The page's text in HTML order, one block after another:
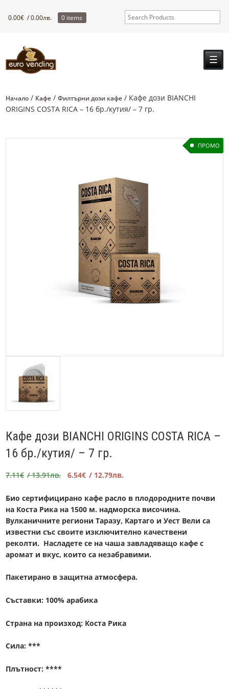
0.00€ / 0.00лв. 0 items
☰
Начало / Кафе /Филтърни дози кафе / Кафе дози BIANCHI
ORIGINS COSTA RICA – 16 бр./кутия/ – 7 гр.
ПРОМО
Кафе дози BIANCHI ORIGINS COSTA RICA –
16 бр./кутия/ – 7 гр.
7.11€ / 13.91лв.
Original
was:
7.11€.
6.54€ / 12.79лв.Текущата
е:
6.54€.
Био сертифицирано кафе расло в плодородните почви
на Коста Рика на 1500 м. надморска височина.
Вулканичните региони Таразу, Картаго и Уест Вели са
известни със своите изключително качествени
реколти. Насладете се на чаша завладяващо кафе с
аромат и вкус, които са незабравими.
Пакетирано в защитна атмосфера.
Съставки: 100% арабика
Страна на произход: Коста Рика
Сила: ***
Плътност: ****